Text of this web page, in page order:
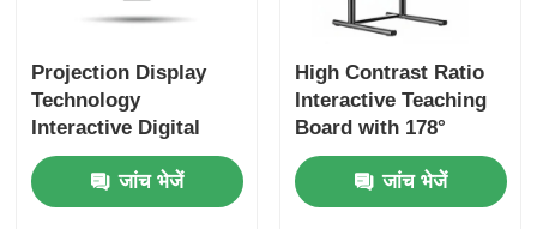
Projection Display
Technology
Interactive Digital
Blackboard with Wi-
Fi Connectivity and
Android
जांच भेजें
High Contrast Ratio
Interactive Teaching
Board with 178°
Viewing Angle and
1200 1 Contrast Ratio
जांच भेजें